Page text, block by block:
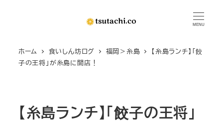
MENU
ホーム 食いしん坊ログ 福岡＞糸島
【糸島ランチ】「餃
子の王将」が糸島に開店！
【糸島ランチ】「餃子の王将」